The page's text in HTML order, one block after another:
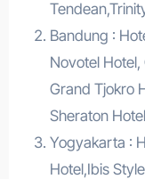
Bandung :
Novotel Hotel,
Grand Tjokro
Sheraton
Yogyakarta :
Hotel,Ibis